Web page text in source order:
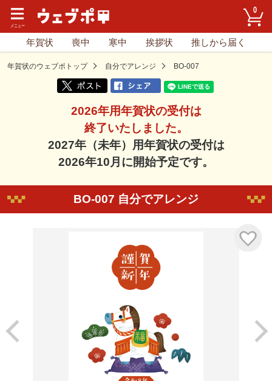
0
年賀状 喪中 寒中 挨拶状 推しから届く
年賀状のウェブポトップ 自分でアレンジ BO-007
2026年用年賀状の受付は
終了いたしました。
2027年（未年）用年賀状の受付は
2026年10月に開始予定です。
BO-007 自分でアレンジ